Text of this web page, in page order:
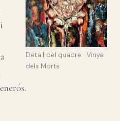
Detall del quadre · Vinya
dels Morts